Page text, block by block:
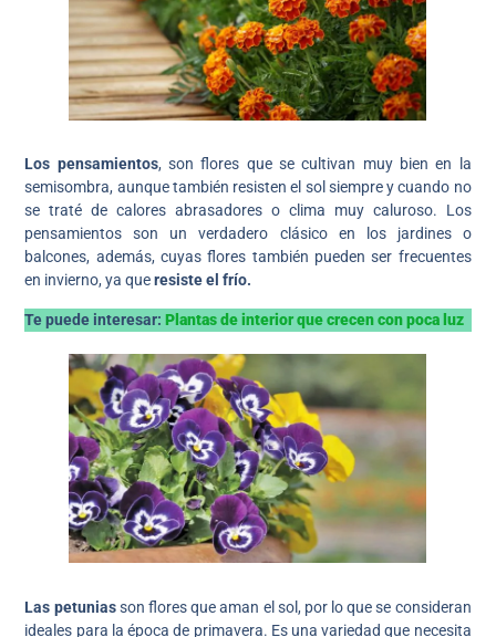
Los pensamientos, son flores que se cultivan muy bien en la
semisombra, aunque también resisten el sol siempre y cuando no
se traté de calores abrasadores o clima muy caluroso. Los
pensamientos son un verdadero clásico en los jardines o
balcones, además, cuyas flores también pueden ser frecuentes
en invierno, ya queresiste el frío.
Te puede interesar: Plantas de interior que crecen con poca luz
Las petuniasson flores que aman el sol, por lo que se consideran
ideales para la época de primavera. Es una variedad que necesita